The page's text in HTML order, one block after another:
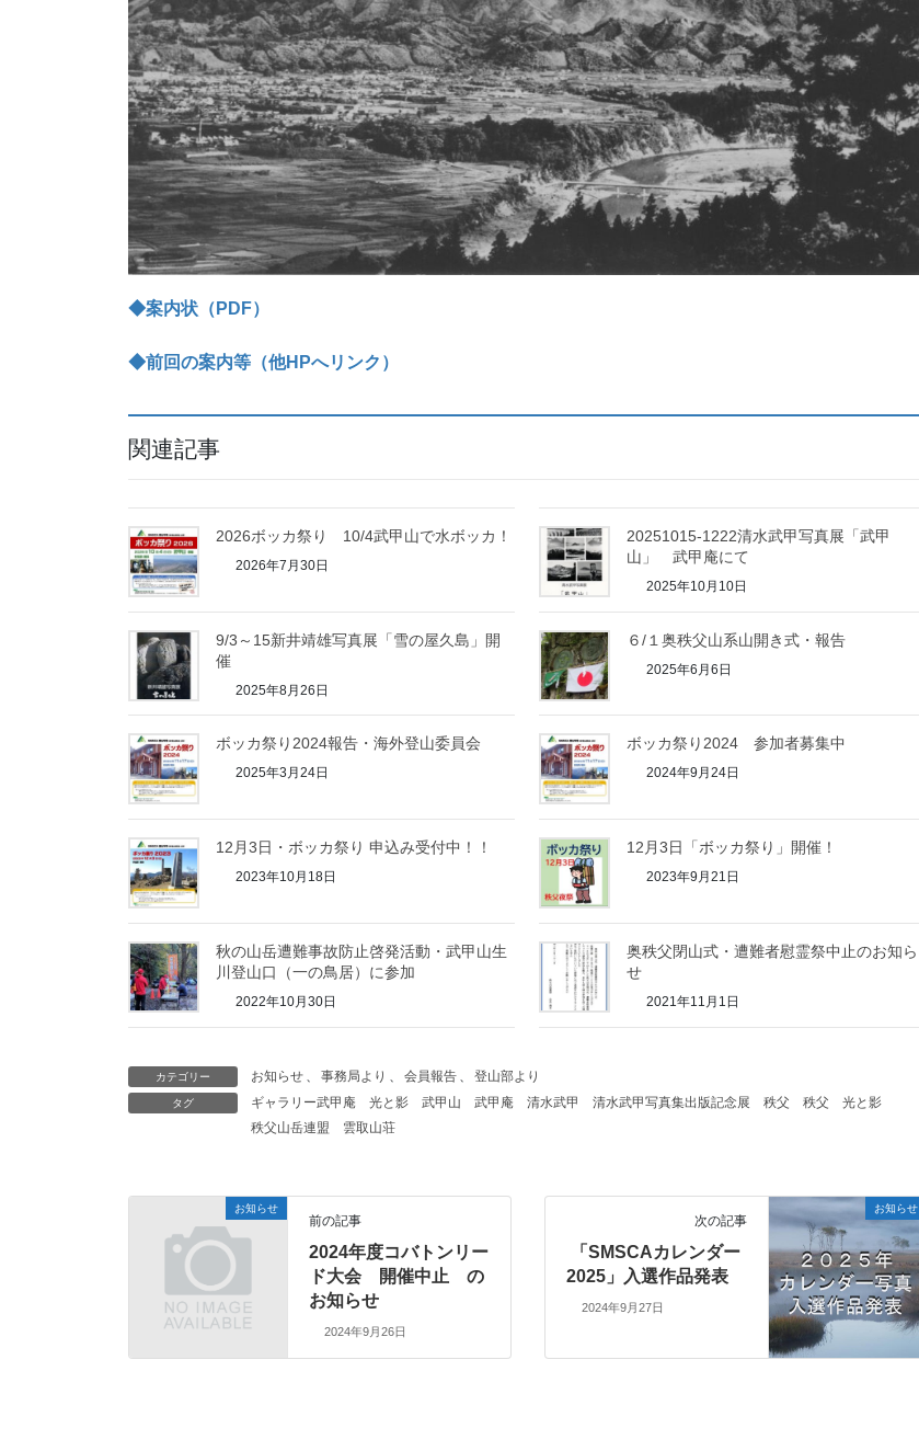
◆案内状（PDF）
◆前回の案内等（他HPへリンク）
関連記事
2026ボッカ祭り 10/4武甲山で水ボッカ！
2026年7月30日
20251015-1222清水武甲写真展「武甲
山」 武甲庵にて
2025年10月10日
9/3～15新井靖雄写真展「雪の屋久島」開
催
2025年8月26日
６/１奥秩父山系山開き式・報告
2025年6月6日
ボッカ祭り2024報告・海外登山委員会
2025年3月24日
ボッカ祭り2024 参加者募集中
2024年9月24日
12月3日・ボッカ祭り 申込み受付中！！
2023年10月18日
12月3日「ボッカ祭り」開催！
2023年9月21日
秋の山岳遭難事故防止啓発活動・武甲山生
川登山口（一の鳥居）に参加
2022年10月30日
奥秩父閉山式・遭難者慰霊祭中止のお知ら
せ
2021年11月1日
カテゴリー お知らせ 、 事務局より 、 会員報告 、 登山部より
タグ ギャラリー武甲庵 光と影 武甲山 武甲庵 清水武甲 清水武甲写真集出版記念展 秩父
秩父 光と影
秩父山岳連盟
雲取山荘
お知らせ
前の記事
2024年度コバトンリー
ド大会 開催中止 の
お知らせ
2024年9月26日
お知らせ
次の記事
「SMSCAカレンダー
2025」入選作品発表
2024年9月27日